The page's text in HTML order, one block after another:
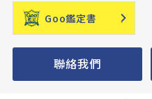
Goo鑑定書
聯絡我們